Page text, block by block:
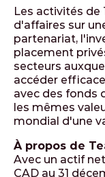
Les activités de
d'affaires sur
partenariat,
placement
secteurs
accéder
avec des fonds
les mêmes
mondial d'une
À propos de
Avec un actif
CAD au 31